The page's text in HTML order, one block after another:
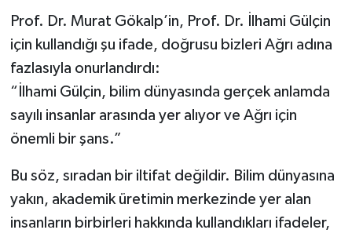
Prof. Dr. Murat Gökalp’in, Prof. Dr. İlhami Gülçin
için kullandığı şu ifade, doğrusu bizleri Ağrı adına
fazlasıyla onurlandırdı:
“İlhami Gülçin, bilim dünyasında gerçek anlamda
sayılı insanlar arasında yer alıyor ve Ağrı için
önemli bir şans.”
Bu söz, sıradan bir iltifat değildir. Bilim dünyasına
yakın, akademik üretimin merkezinde yer alan
insanların birbirleri hakkında kullandıkları ifadeler,